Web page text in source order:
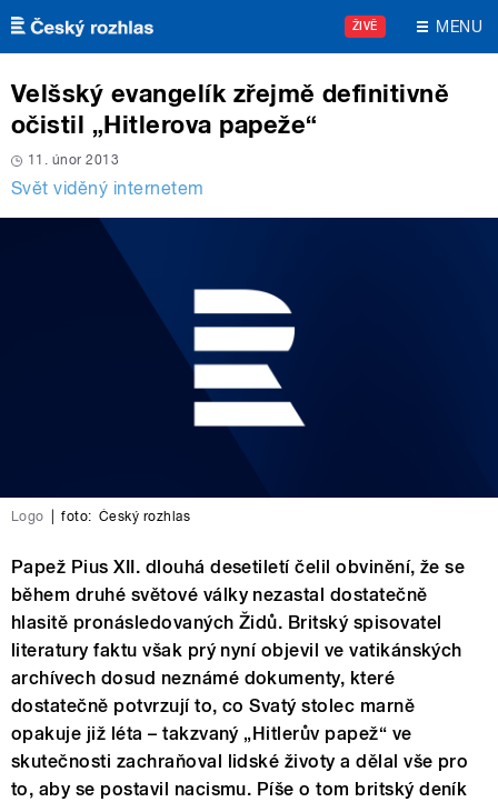
Přejít k hlavnímu obsahu
ŽIVĚ MENU
Velšský evangelík zřejmě definitivně
očistil „Hitlerova papeže“
11. únor 2013
Svět viděný internetem
Logo foto: Český rozhlas
Papež Pius XII. dlouhá desetiletí čelil obvinění, že se
během druhé světové války nezastal dostatečně
hlasitě pronásledovaných Židů. Britský spisovatel
literatury faktu však prý nyní objevil ve vatikánských
archívech dosud neznámé dokumenty, které
dostatečně potvrzují to, co Svatý stolec marně
opakuje již léta – takzvaný „Hitlerův papež“ ve
skutečnosti zachraňoval lidské životy a dělal vše pro
to, aby se postavil nacismu. Píše o tom britský deník